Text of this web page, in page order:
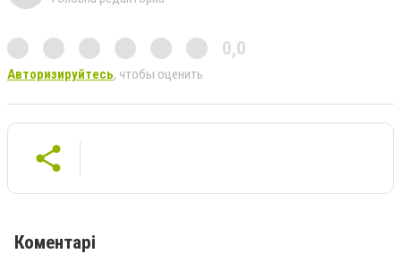
0,0
Авторизируйтесь, чтобы оценить
Коментарі